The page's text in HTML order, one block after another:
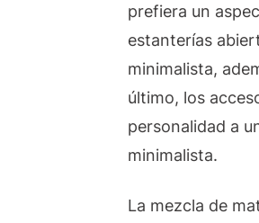
prefiera un
estanterías
minimalista,
último, los
personalidad a
minimalista.
La mezcla de